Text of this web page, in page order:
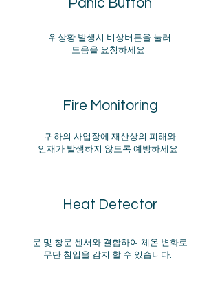
Panic Button
위상황 발생시 비상버튼을 눌러
도움을 요청하세요.
Fire Monitoring
귀하의 사업장에 재산상의 피해와
​인재가 발생하지 않도록 예방하세요.
Heat Detector
​문 및 창문 센서와 결합하여 체온 변화로
무단 침입을 감지 할 수 있습니다.